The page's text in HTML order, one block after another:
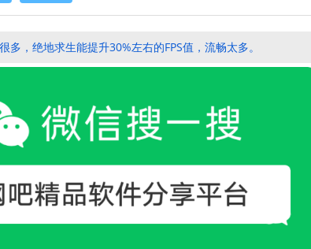
，绝地求生能提升30%左右的FPS值，流畅太多。